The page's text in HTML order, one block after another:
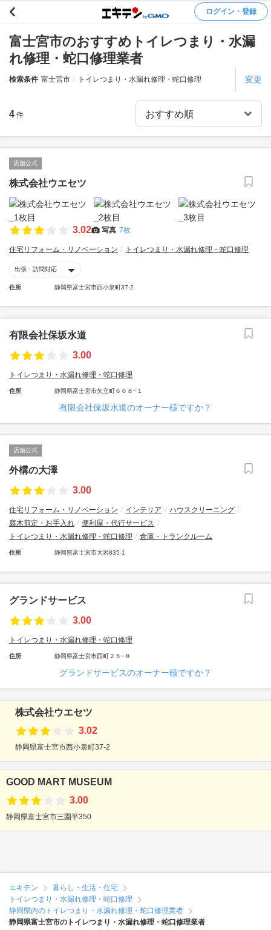
ログイン・登録
富士宮市のおすすめトイレつまり・水漏
れ修理・蛇口修理業者
検索条件 富士宮市 トイレつまり・水漏れ修理・蛇口修理 変更
4 件
店舗公式
株式会社ウエセツ
3.02 写真 7枚
住宅リフォーム・リノベーション トイレつまり・水漏れ修理・蛇口修理
出張・訪問対応
住所 静岡県富士宮市西小泉町37-2
有限会社保坂水道
3.00
トイレつまり・水漏れ修理・蛇口修理
住所 静岡県富士宮市矢立町６６８−１
有限会社保坂水道のオーナー様ですか？
店舗公式
外構の大澤
3.00
住宅リフォーム・リノベーション インテリア
ハウスクリーニング
庭木剪定・お手入れ
便利屋・代行サービス
トイレつまり・水漏れ修理・蛇口修理
倉庫・トランクルーム
住所 静岡県富士宮市大岩835-1
グランドサービス
3.00
トイレつまり・水漏れ修理・蛇口修理
住所 静岡県富士宮市西町２５−８
グランドサービスのオーナー様ですか？
株式会社ウエセツ
3.02
静岡県富士宮市西小泉町37-2
GOOD MART MUSEUM
3.00
静岡県富士宮市三園平350
エキテン
暮らし・生活・住宅
トイレつまり・水漏れ修理・蛇口修理
静岡県内のトイレつまり・水漏れ修理・蛇口修理業者
静岡県富士宮市のトイレつまり・水漏れ修理・蛇口修理業者